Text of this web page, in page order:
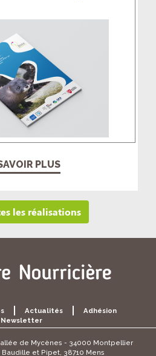
PLUS
les réalisations
Actualités
Adhésion
Newsletter
de Mycènes - 34000 Montpellier
et Pipet, 38710 Mens